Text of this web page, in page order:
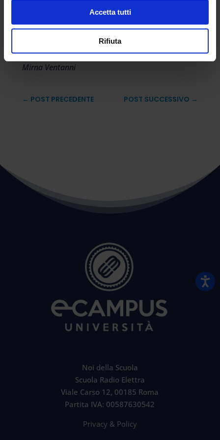
Accetta tutti
Rifiuta
dunque il licenziamento senza alcun tipo di
indennizzo spaventa sempre. Ora, almeno,
lavoro con un po’ più di serenità.
Mirna Ventanni
← POST PRECEDENTE POST SUCCESSIVO →
Noi della Scuola
Scuola Radio Elettra
Viale Carso 12, 00185 Roma
Partita IVA: 00587630542
Privacy & Policy